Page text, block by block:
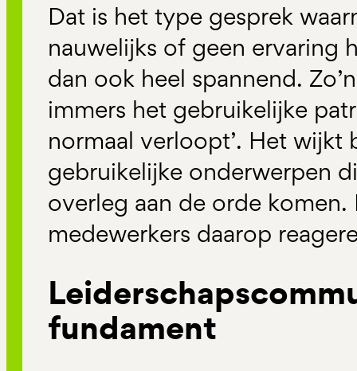
Dat is het type gesprek
nauwelijks of geen ervaring
dan ook heel spannend.
immers het gebruikelijke
normaal verloopt’. Het wijkt
gebruikelijke onderwerpen
overleg aan de orde komen.
medewerkers daarop
fundament